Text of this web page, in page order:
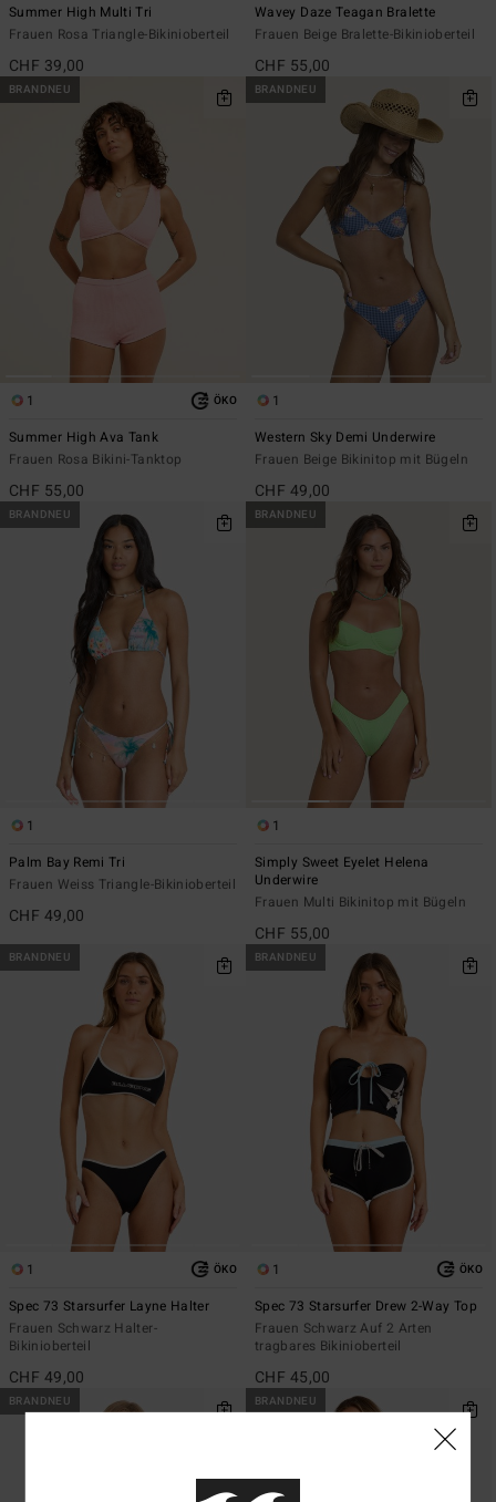
Summer High Multi Tri
Frauen Rosa Triangle-Bikinioberteil
CHF 39,00
Wavey Daze Teagan Bralette
Frauen Beige Bralette-Bikinioberteil
CHF 55,00
BRANDNEU
1 ÖKO
Summer High Ava Tank
Frauen Rosa Bikini-Tanktop
CHF 55,00
BRANDNEU
1
Western Sky Demi Underwire
Frauen Beige Bikinitop mit Bügeln
CHF 49,00
BRANDNEU
1
Palm Bay Remi Tri
Frauen Weiss Triangle-Bikinioberteil
CHF 49,00
BRANDNEU
1
Simply Sweet Eyelet Helena
Underwire
Frauen Multi Bikinitop mit Bügeln
CHF 55,00
BRANDNEU
1 ÖKO
Spec 73 Starsurfer Layne Halter
Frauen Schwarz Halter-
Bikinioberteil
CHF 49,00
BRANDNEU
1 ÖKO
Spec 73 Starsurfer Drew 2-Way Top
Frauen Schwarz Auf 2 Arten
tragbares Bikinioberteil
CHF 45,00
BRANDNEU BRANDNEU